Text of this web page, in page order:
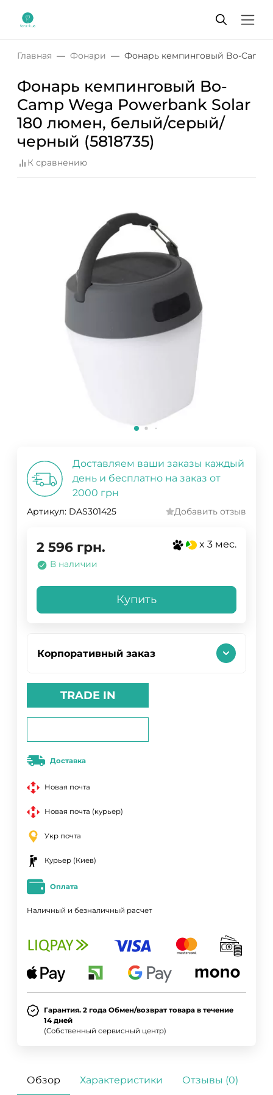
Главная Фонари Фонарь кемпинговый Bo-Camp
Фонарь кемпинговый Bo-
Camp Wega Powerbank Solar
180 люмен, белый/серый/
черный (5818735)
К сравнению
Доставляем ваши заказы каждый
день и бесплатно на заказ от
2000 грн
Артикул: DAS301425 Добавить отзыв
2 596 грн. x 3 мес.
В наличии
Купить
Корпоративный заказ
TRADE IN
Доставка
Новая почта
Новая почта (курьер)
Укр почта
Курьер (Киев)
Оплата
Наличный и безналичный расчет
Гарантия. 2 года Обмен/возврат товара в течение
14 дней
(Собственный сервисный центр)
Обзор Характеристики Отзывы (0)